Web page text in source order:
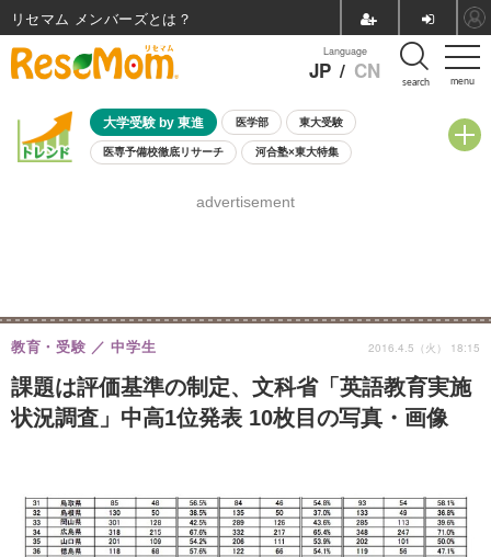
menu
Language
JP / CN search
大学受験 by 東進 医学部 東大受験
医専予備校徹底リサーチ 河合塾×東大特集
8月開催学校説明会・相談会
advertisement
課題は評価基準の制定、文科省「英語教育実施
状況調査」中高1位発表 10枚目の写真・画像
教育・受験 中学生 2016.4.5（火） 18:15
リセマム メンバーズ